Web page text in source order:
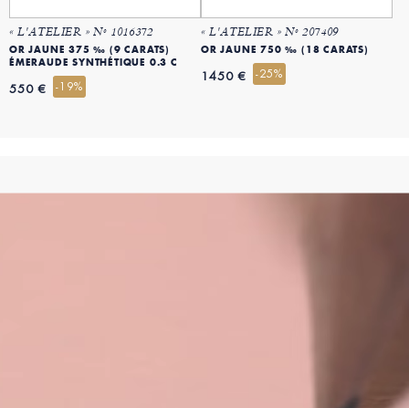
« L'ATELIER » Nº 1016372
OR JAUNE 375 ‰ (9 CARATS)
ÉMERAUDE SYNTHÉTIQUE 0.3 C
550 € -19%
« L'ATELIER » Nº 207409
OR JAUNE 750 ‰ (18 CARATS)
1450 € -25%